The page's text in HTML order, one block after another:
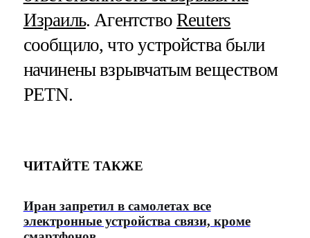
Израиль. АгентствоReuters
сообщило, что устройства были
начинены взрывчатым веществом
PETN.
ЧИТАЙТЕ ТАКЖЕ
Иран запретил в самолетах все
электронные устройства связи, кроме